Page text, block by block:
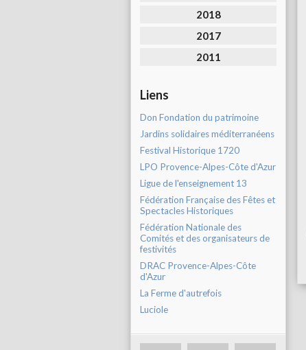
2018
2017
2011
Liens
Don Fondation du patrimoine
Jardins solidaires méditerranéens
Festival Historique 1720
LPO Provence-Alpes-Côte d'Azur
Ligue de l'enseignement 13
Fédération Française des Fêtes et
Spectacles Historiques
Fédération Nationale des
Comités et des organisateurs de
festivités
DRAC Provence-Alpes-Côte
d'Azur
La Ferme d'autrefois
Luciole